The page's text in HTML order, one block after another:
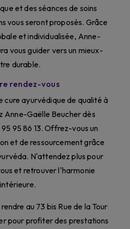
et des séances de soins
vous seront proposés. Grâce
et individualisée, Anne-
vous guider vers un mieux-
durable.
rendez-vous
cure ayurvédique de qualité à
Anne-Gaëlle Beucher dès
95 86 13. Offrez-vous un
et de ressourcement grâce
N'attendez plus pour
et retrouver l'harmonie
intérieure.
au 73 bis Rue de la Tour
pour profiter des prestations